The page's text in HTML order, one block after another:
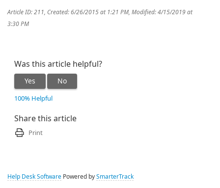
Article ID: 211 Created: 6/26/2015 at 1:21 PM Modified: 4/15/2019 at
3:30 PM
Was this article helpful?
Yes No
100% Helpful
Share this article
Print
Help Desk Software Powered by SmarterTrack